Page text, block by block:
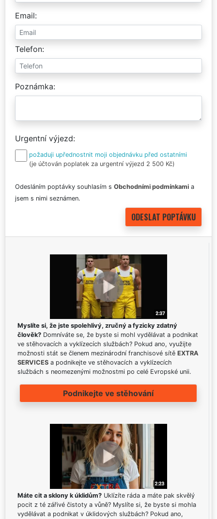
Email
Telefon
Poznámka
Urgentní výjezd
požaduji upřednostnit moji objednávku před ostatními
(je účtován poplatek za urgentní výjezd 2 500 Kč)
Odesláním poptávky souhlasím s Obchodními podmínkami a
jsem s nimi seznámen.
Myslíte si, že jste spolehlivý, zručný a fyzicky zdatný
člověk? Domníváte se, že byste si mohl vydělávat a podnikat
ve stěhovacích a vyklízecích službách? Pokud ano, využijte
možnosti stát se členem mezinárodní franchisové sítě EXTRA
SERVICES a podnikejte ve stěhovacích a vyklízecích
službách s neomezenými možnostmi po celé Evropské unii.
Podnikejte ve stěhování
Máte cit a sklony k úklidům? Uklízíte ráda a máte pak skvělý
pocit z té zářivé čistoty a vůně? Myslíte si, že byste si mohla
vydělávat a podnikat v úklidových službách? Pokud ano,